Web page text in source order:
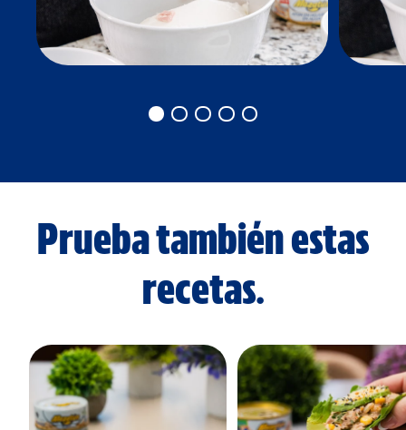
Prueba también estas
recetas.